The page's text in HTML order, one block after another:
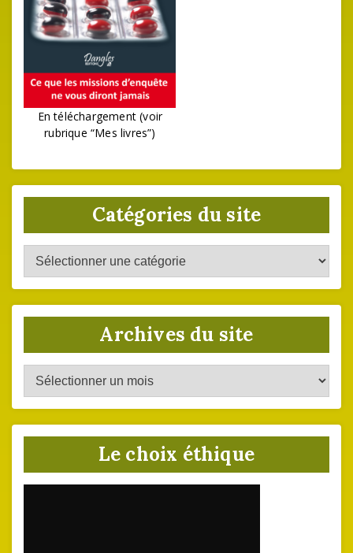
En téléchargement (voir
rubrique “Mes livres”)
Catégories du site
Catégories
du
site
Archives du site
Archives
du
site
Le choix éthique